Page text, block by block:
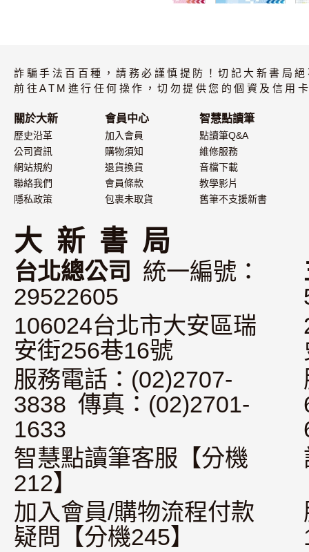
CD（不附書）
詐騙手法百百種，請務必謹慎提防！切記大新書局
前往ATM進行任何操作，切勿提供您的個資及信用
關於大新
歷史沿革
公司資訊
網站規約
聯絡我們
隱私政策
會員中心
加入會員
購物須知
退貨換貨
會員條款
包裹未取貨
智慧點讀筆
點讀筆Q&A
維修服務
音檔下載
教學影片
舊筆不支援新書
大 新 書 局
台北總公司
統一編號：
29522605
106024台北市大安區瑞
安街256巷16號
服務電話：(02)2707-
3838 傳真：(02)2701-
1633
智慧點讀筆客服【分機
212】
加入會員/購物流程付款
疑問【分機245】